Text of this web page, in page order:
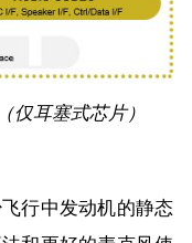
仅耳塞式芯片）
行中发动机的静态